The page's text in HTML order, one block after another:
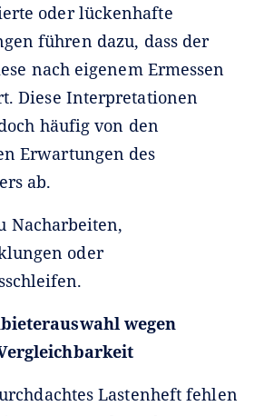
oder lückenhafte
führen dazu, dass der
nach eigenem Ermessen
Diese Interpretationen
häufig von den
Erwartungen des
ab.
Nacharbeiten,
oder
wegen
Lastenheft fehlen